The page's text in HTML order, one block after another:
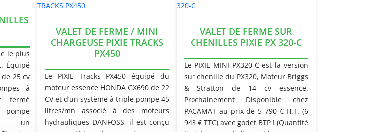
le plus
Équipé
de 25 cv
à
fermé
pompe
un
VALET DE FERME / MINI
CHARGEUSE PIXIE TRACKS
PX450
Le PIXIE Tracks PX450 équipé du
moteur essence HONDA GX690 de 22
CV et d’un système à triple pompe 45
litres/mn associé à des moteurs
hydrauliques DANFOSS, il est conçu
VALET DE FERME SUR
CHENILLES PIXIE PX 320-C
Le PIXIE MINI PX320-C est la version
sur chenille du PX320, Moteur Briggs
& Stratton de 14 cv essence.
Prochainement Disponible chez
PACAMAT au prix de 5 790 € H.T. (6
948 € TTC) avec godet BTP ! (Quantité